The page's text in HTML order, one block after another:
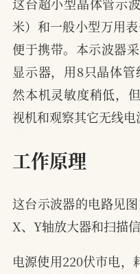
米）和一般小型万用
便于携带。本示波器
显示器，用8只晶体
然本机灵敏度稍低，
视机和观察其它无线电
工作原理
这台示波器的电路见图
X、Y轴放大器和扫描
电源使用220伏市电，